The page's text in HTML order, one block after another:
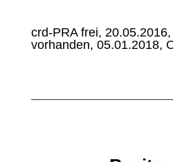
crd-PRA frei,
vorhanden, 05.01.2018,